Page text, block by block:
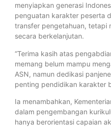
menyiapkan generasi
penguatan karakter peserta
transfer pengetahuan, tetapi
secara berkelanjutan.
“Terima kasih atas
memang belum mampu
ASN, namun dedikasi
penting pendidikan karakter
Ia menambahkan,
dalam pengembangan
hanya berorientasi capaian